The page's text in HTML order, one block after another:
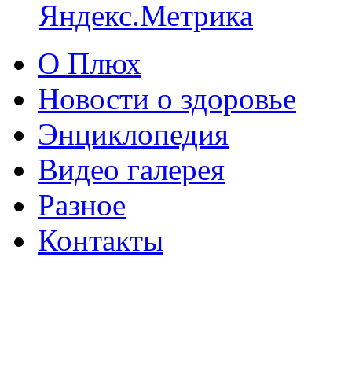
О Плюх
Новости о здоровье
Энциклопедия
Видео галерея
Разное
Контакты